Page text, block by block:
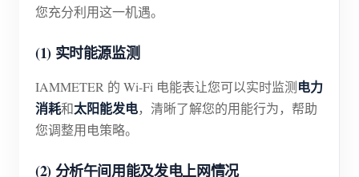
您充分利用这一机遇。
(1) 实时能源监测
IAMMETER 的 Wi-Fi 电能表让您可以实时监测电力
消耗和太阳能发电，清晰了解您的用能行为，帮助
您调整用电策略。
(2) 分析午间用能及发电上网情况